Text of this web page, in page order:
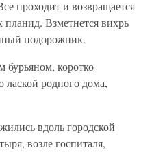
проходит и возвращается
Взметнется вихрь
подорожник.
коротко
лаской родного дома,
вдоль городской
возле госпиталя,